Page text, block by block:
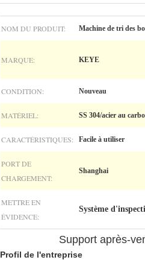
NOM DU PRODUIT: Machine de tri des
MARQUE: KEYE
CONDITION: Nouveau
MATÉRIEL: SS 304/acier au
CARACTÉRISTIQUES: Facile à utiliser
PORT DE
CHARGEMENT:
Shanghai
METTRE EN
ÉVIDENCE:
Système
Support après-
Profil de l'entreprise